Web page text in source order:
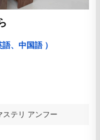
、中国語 ）
ステリ アンフー